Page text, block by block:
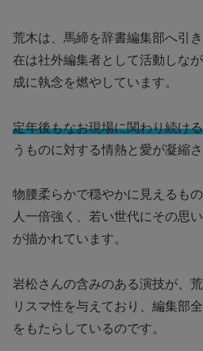
荒木は、馬締を辞書編集部へ引
在は社外編集者として活動しな
成に執念を燃やしています。
定年後もなお現場に関わり続け
うものに対する情熱と愛が凝縮さ
物腰柔らかで穏やかに見えるも
人一倍強く、若い世代にその思
が描かれています。
岩松さんの含みのある演技が、
リスマ性を与えており、編集部
をもたらしているのです。